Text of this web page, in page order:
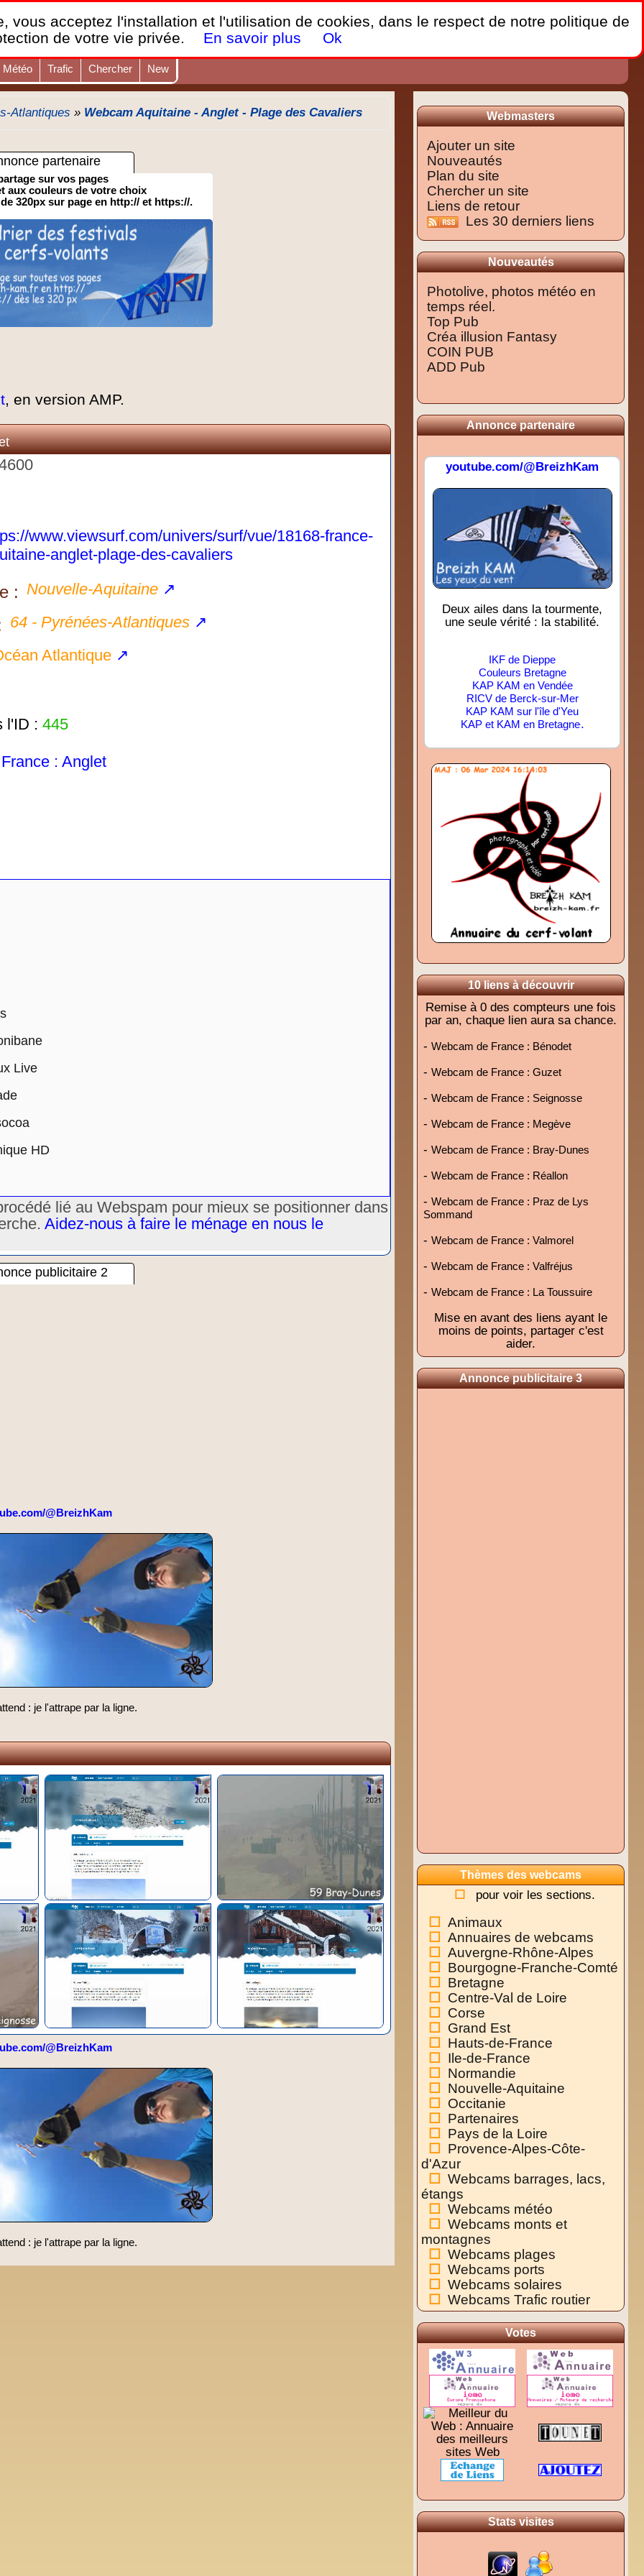
France Webcams,
Les webcams sur mobiles, portables et PC.
Météo Trafic Chercher New
Atlantiques » Webcam Aquitaine - Anglet - Plage des Cavaliers
partenaire
sur vos pages
aux couleurs de votre choix
320px sur page en http:// et https://.
, en version AMP.
www.viewsurf.com/univers/surf/vue/18168-france-
anglet-plage-des-cavaliers
: Nouvelle-Aquitaine ↗
64 - Pyrénées-Atlantiques ↗
Atlantique ↗
l'ID : 445
: Anglet
Live
HD
lié au Webspam pour mieux se positionner dans
Aidez-nous à faire le ménage en nous le
publicitaire 2
@BreizhKam
: je l'attrape par la ligne.
@BreizhKam
: je l'attrape par la ligne.
Webmasters
Ajouter un site
Nouveautés
Plan du site
Chercher un site
Liens de retour
Les 30 derniers liens
Nouveautés
Photolive, photos météo en
temps réel.
Top Pub
Créa illusion Fantasy
COIN PUB
ADD Pub
Annonce partenaire
youtube.com/@BreizhKam
Deux ailes dans la tourmente,
une seule vérité : la stabilité.
IKF de Dieppe
Couleurs Bretagne
KAP KAM en Vendée
RICV de Berck-sur-Mer
KAP KAM sur l'île d'Yeu
KAP et KAM en Bretagne.
10 liens à découvrir
Remise à 0 des compteurs une fois
par an, chaque lien aura sa chance.
- Webcam de France : Bénodet
- Webcam de France : Guzet
- Webcam de France : Seignosse
- Webcam de France : Megève
- Webcam de France : Bray-Dunes
- Webcam de France : Réallon
- Webcam de France : Praz de Lys
Sommand
- Webcam de France : Valmorel
- Webcam de France : Valfréjus
- Webcam de France : La Toussuire
Mise en avant des liens ayant le
moins de points, partager c'est
aider.
Annonce publicitaire 3
Thèmes des webcams
pour voir les sections.
Animaux
Annuaires de webcams
Auvergne-Rhône-Alpes
Bourgogne-Franche-Comté
Bretagne
Centre-Val de Loire
Corse
Grand Est
Hauts-de-France
Ile-de-France
Normandie
Nouvelle-Aquitaine
Occitanie
Partenaires
Pays de la Loire
Provence-Alpes-Côte-
d'Azur
Webcams barrages, lacs,
étangs
Webcams météo
Webcams monts et
montagnes
Webcams plages
Webcams ports
Webcams solaires
Webcams Trafic routier
Votes
Stats visites
vous acceptez l'installation et l'utilisation de cookies, dans le respect de notre politique de
de votre vie privée.
En savoir plus Ok